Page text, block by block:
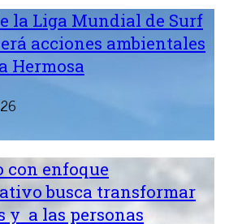
la Liga Mundial de Surf
acciones ambientales
Hermosa
con enfoque
busca transformar
y a las personas